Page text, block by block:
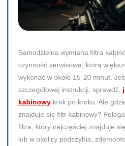
Samodzielna wymiana filtra
czynność serwisowa, którą
wykonać w około 15-20 minut.
szczegółowej instrukcji, sprawdź,
kabinowy krok po kroku. Ale
znajduje się filtr kabinowy?
filtra, który najczęściej znajduje
lub w okolicy podszybia,